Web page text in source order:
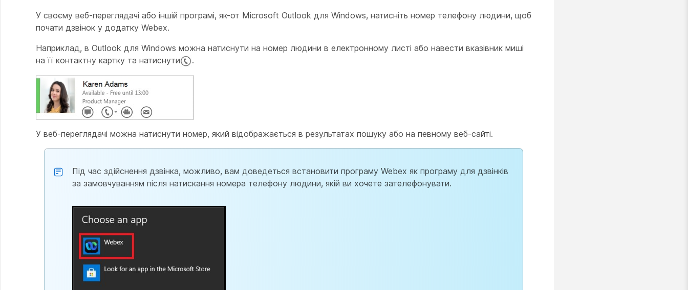
У своєму веб-переглядачі або іншій програмі, як-от Microsoft Outlook для Windows, натисніть номер телефону людини, щоб
почати дзвінок у додатку Webex.
Наприклад, в Outlook для Windows можна натиснути на номер людини в електронному листі або навести вказівник миші
на її контактну картку та натиснути
.
У веб-переглядачі можна натиснути номер, який відображається в результатах пошуку або на певному веб-сайті.
Під час здійснення дзвінка, можливо, вам доведеться встановити програму Webex як програму для дзвінків
за замовчуванням після натискання номера телефону людини, якій ви хочете зателефонувати.